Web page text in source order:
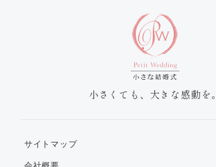
小さくても、大きな感動を。
サイトマップ